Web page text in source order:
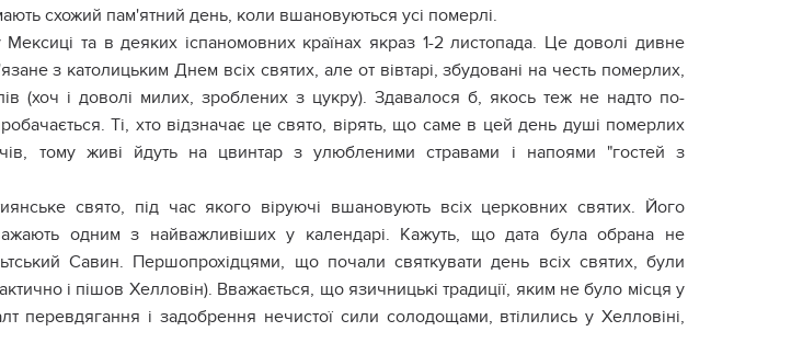
схожий пам'ятний день, коли вшановуються усі померлі.
та в деяких іспаномовних країнах якраз 1-2 листопада. Це доволі дивне
з католицьким Днем всіх святих, але от вівтарі, збудовані на честь померлих,
(хоч і доволі милих, зроблених з цукру). Здавалося б, якось теж не надто по-
Ті, хто відзначає це свято, вірять, що саме в цей день душі померлих
тому живі йдуть на цвинтар з улюбленими стравами і напоями "гостей з
свято, під час якого віруючі вшановують всіх церковних святих. Його
одним з найважливіших у календарі. Кажуть, що дата була обрана не
Савин. Першопрохідцями, що почали святкувати день всіх святих, були
і пішов Хелловін). Вважається, що язичницькі традиції, яким не було місця у
перевдягання і задобрення нечистої сили солодощами, втілились у Хелловіні,